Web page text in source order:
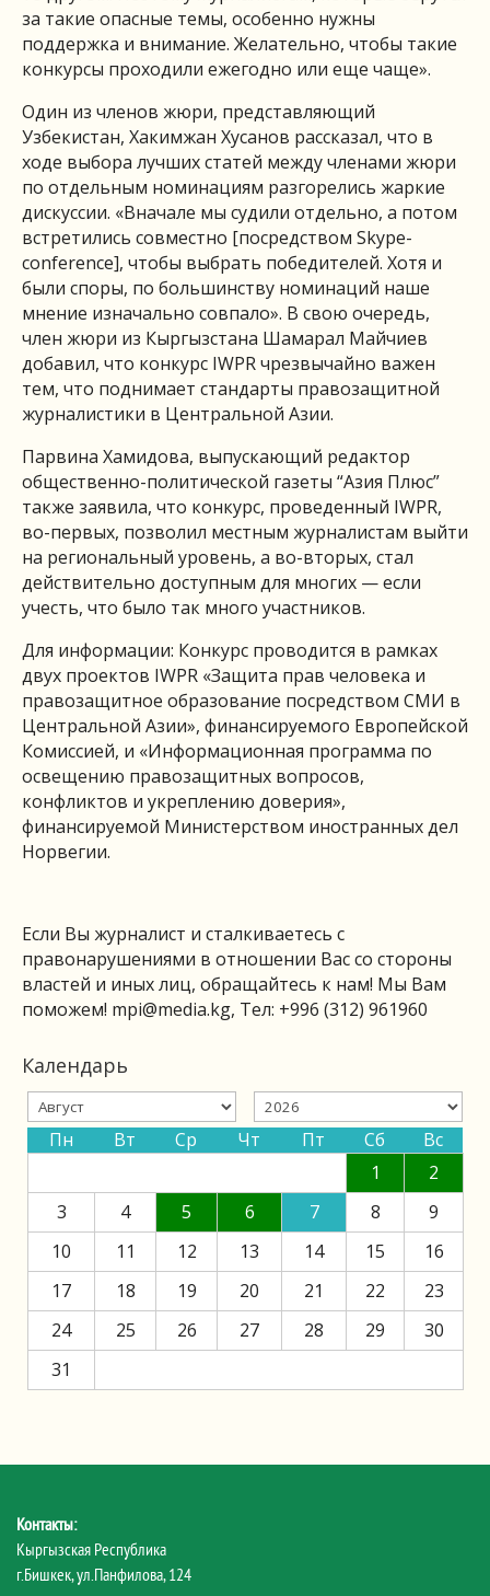
за такие опасные темы, особенно нужны
поддержка и внимание. Желательно, чтобы такие
конкурсы проходили ежегодно или еще чаще».
Один из членов жюри, представляющий
Узбекистан, Хакимжан Хусанов рассказал, что в
ходе выбора лучших статей между членами жюри
по отдельным номинациям разгорелись жаркие
дискуссии. «Вначале мы судили отдельно, а потом
встретились совместно [посредством Skype-
conference], чтобы выбрать победителей. Хотя и
были споры, по большинству номинаций наше
мнение изначально совпало». В свою очередь,
член жюри из Кыргызстана Шамарал Майчиев
добавил, что конкурс IWPR чрезвычайно важен
тем, что поднимает стандарты правозащитной
журналистики в Центральной Азии.
Парвина Хамидова, выпускающий редактор
общественно-политической газеты “Азия Плюс”
также заявила, что конкурс, проведенный IWPR,
во-первых, позволил местным журналистам выйти
на региональный уровень, а во-вторых, стал
действительно доступным для многих — если
учесть, что было так много участников.
Для информации: Конкурс проводится в рамках
двух проектов IWPR «Защита прав человека и
правозащитное образование посредством СМИ в
Центральной Азии», финансируемого Европейской
Комиссией, и «Информационная программа по
освещению правозащитных вопросов,
конфликтов и укреплению доверия»,
финансируемой Министерством иностранных дел
Норвегии.
Если Вы журналист и сталкиваетесь с
правонарушениями в отношении Вас со стороны
властей и иных лиц, обращайтесь к нам! Мы Вам
поможем! mpi@media.kg, Тел: +996 (312) 961960
Календарь
Пн Вт Ср Чт Пт Сб
Вс
1
2
3
4 5 6 7 8
9
10
11 12 13 14 15
16
17
18 19 20 21 22
23
24
25 26 27 28 29
30
31
Контакты:
Кыргызская Республика
г.Бишкек, ул.Панфилова, 124